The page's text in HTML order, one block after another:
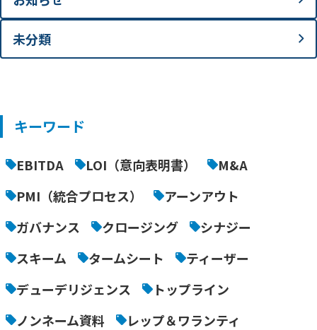
未分類
キーワード
EBITDA LOI（意向表明書）
M&A
PMI（統合プロセス）
アーンアウト
ガバナンス
クロージング
シナジー
スキーム
タームシート
ティーザー
デューデリジェンス
トップライン
ノンネーム資料
レップ＆ワランティ